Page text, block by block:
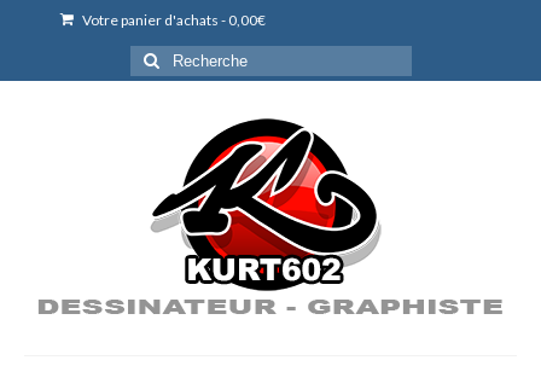
Votre panier d'achats - 0,00€
Rechercher
: